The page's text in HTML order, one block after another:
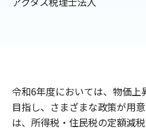
令和6年度においては、物価上
目指し、さまざまな政策が用
は、所得税・住民税の定額減